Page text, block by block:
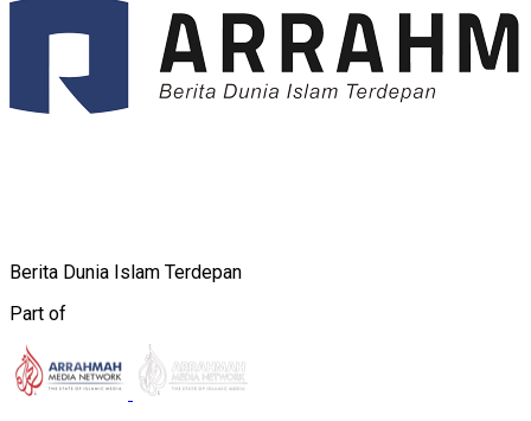
Berita Dunia Islam Terdepan
Part of